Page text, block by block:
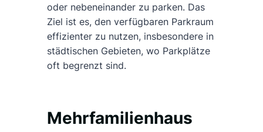
oder nebeneinander zu parken. Das
Ziel ist es, den verfügbaren Parkraum
effizienter zu nutzen, insbesondere in
städtischen Gebieten, wo Parkplätze
oft begrenzt sind.
Mehrfamilienhaus